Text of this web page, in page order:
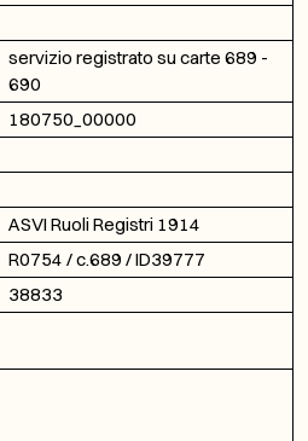
servizio registrato su carte 689 -
690
180750_00000
ASVI Ruoli Registri 1914
R0754 / c.689 / ID39777
38833